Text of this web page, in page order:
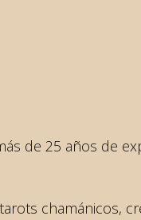
de 25 años de
chamánicos,